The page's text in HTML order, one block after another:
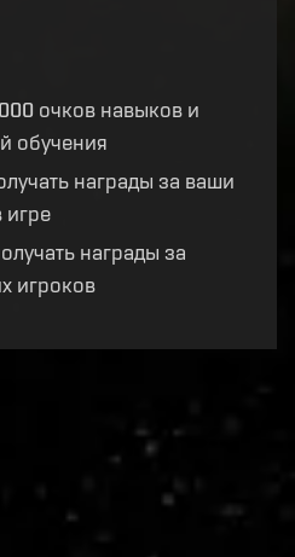
очков навыков и
обучения
награды за ваши
игре
награды за
игроков